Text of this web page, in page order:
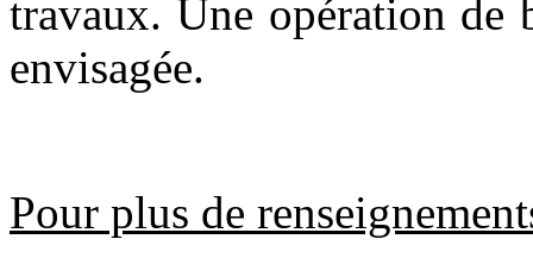
travaux. Une opération de
envisagée.
Pour plus de